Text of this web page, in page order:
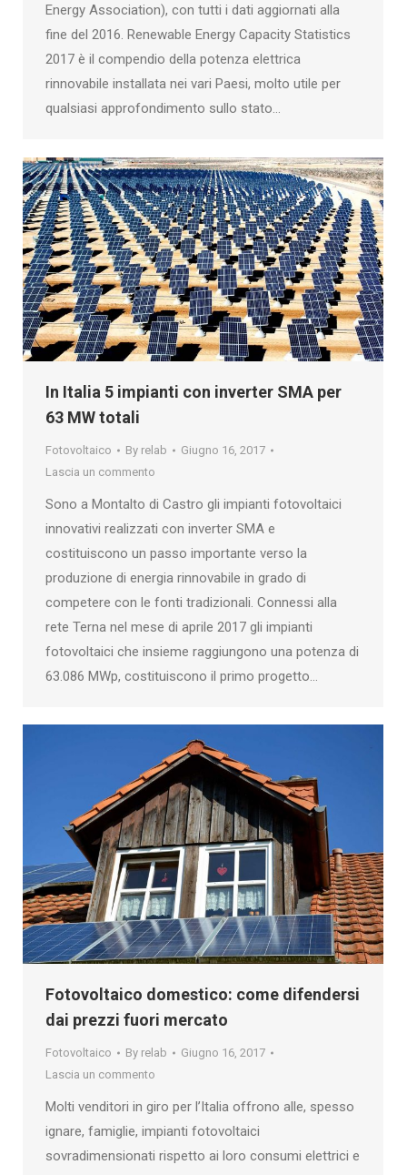
Energy Association), con tutti i dati aggiornati alla
fine del 2016. Renewable Energy Capacity Statistics
2017 è il compendio della potenza elettrica
rinnovabile installata nei vari Paesi, molto utile per
qualsiasi approfondimento sullo stato…
In Italia 5 impianti con inverter SMA per
63 MW totali
Fotovoltaico By relab
Giugno 16, 2017
Lascia un commento
Sono a Montalto di Castro gli impianti fotovoltaici
innovativi realizzati con inverter SMA e
costituiscono un passo importante verso la
produzione di energia rinnovabile in grado di
competere con le fonti tradizionali. Connessi alla
rete Terna nel mese di aprile 2017 gli impianti
fotovoltaici che insieme raggiungono una potenza di
63.086 MWp, costituiscono il primo progetto…
Fotovoltaico domestico: come difendersi
dai prezzi fuori mercato
Fotovoltaico By relab
Giugno 16, 2017
Lascia un commento
Molti venditori in giro per l’Italia offrono alle, spesso
ignare, famiglie, impianti fotovoltaici
sovradimensionati rispetto ai loro consumi elettrici e